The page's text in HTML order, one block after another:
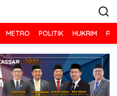
METRO POLITIK HUKRIM